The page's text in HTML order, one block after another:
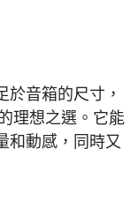
於音箱的尺寸，
理想之選。它能
和動感，同時又